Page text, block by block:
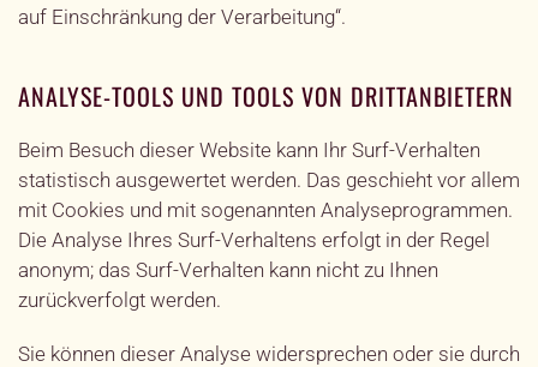
auf Einschränkung der Verarbeitung“.
ANALYSE-TOOLS UND TOOLS VON DRITTANBIETERN
Beim Besuch dieser Website kann Ihr Surf-Verhalten
statistisch ausgewertet werden. Das geschieht vor allem
mit Cookies und mit sogenannten Analyseprogrammen.
Die Analyse Ihres Surf-Verhaltens erfolgt in der Regel
anonym; das Surf-Verhalten kann nicht zu Ihnen
zurückverfolgt werden.
Sie können dieser Analyse widersprechen oder sie durch